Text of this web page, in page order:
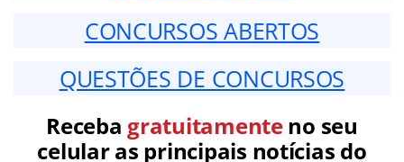
CONCURSOS ABERTOS
QUESTÕES DE CONCURSOS
Receba gratuitamenteno seu
celular as principais notícias do